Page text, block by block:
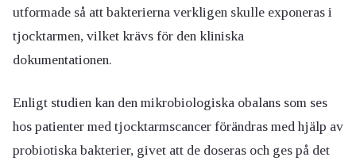
utformade så att bakterierna verkligen skulle exponeras i
tjocktarmen, vilket krävs för den kliniska
dokumentationen.
Enligt studien kan den mikrobiologiska obalans som ses
hos patienter med tjocktarmscancer förändras med hjälp av
probiotiska bakterier, givet att de doseras och ges på det